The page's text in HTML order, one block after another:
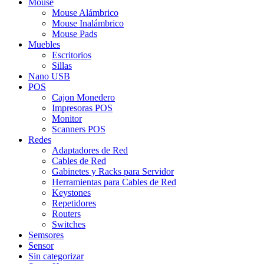
Mouse Alámbrico
Mouse Inalámbrico
Mouse Pads
Muebles
Escritorios
Sillas
Nano USB
POS
Cajon Monedero
Impresoras POS
Monitor
Scanners POS
Redes
Adaptadores de Red
Cables de Red
Gabinetes y Racks para Servidor
Herramientas para Cables de Red
Keystones
Repetidores
Routers
Switches
Semsores
Sensor
Sin categorizar